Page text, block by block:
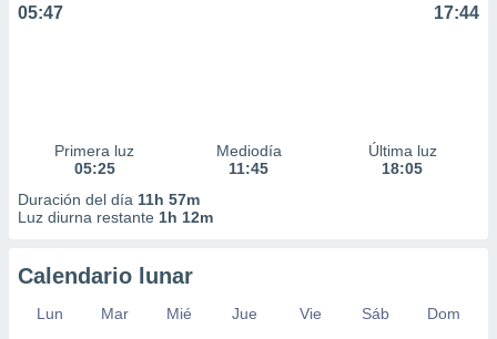
de
05:47 17:44
Primera luz
05:25
Mediodía
11:45
Última luz
18:05
Duración del día 11h 57m
Luz diurna restante 1h 12m
Calendario lunar
Lun Mar Mié Jue Vie Sáb
Dom